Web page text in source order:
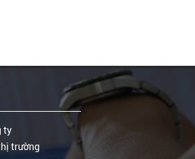
ty
trường